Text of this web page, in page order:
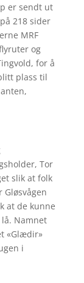
er sendt ut
218 sider
MRF
og
for å
plass til
Tor
slik at folk
Gløsvågen
at de kunne
Namnet
«Glædir»
i